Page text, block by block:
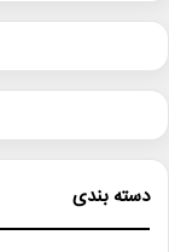
دسته بندی